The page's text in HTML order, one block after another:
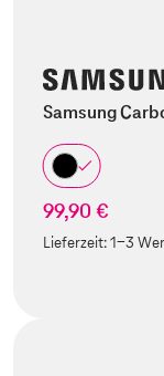
Samsung
99,90 €
Lieferzeit:1-3